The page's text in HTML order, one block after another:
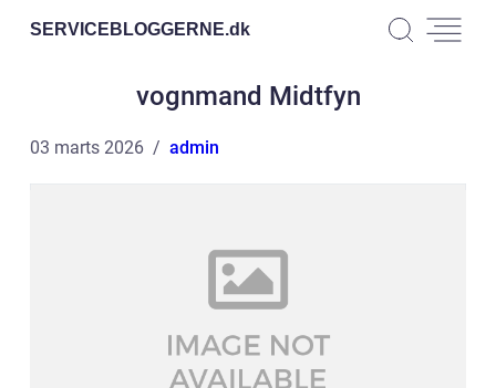
SERVICEBLOGGERNE.dk
vognmand Midtfyn
03 marts 2026 admin